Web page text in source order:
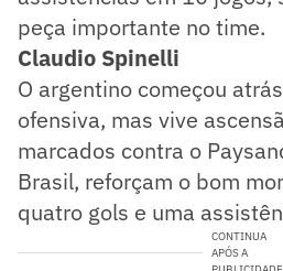
peça importante no time.
Claudio Spinelli
O argentino começou
ofensiva, mas vive
marcados contra o
Brasil, reforçam o bom
quatro gols e uma
CONTINUA
APÓS A